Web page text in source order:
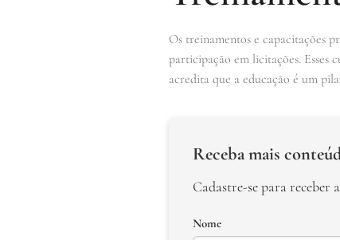
Os treinamentos e capacitações
participação em licitações. Esses
acredita que a educação é um
Receba mais
Cadastre-se para receber
Nome